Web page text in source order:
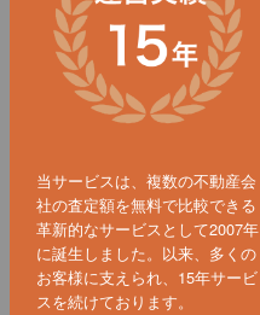
当サービスは、複数の不動産会
社の査定額を無料で比較できる
革新的なサービスとして2007年
に誕生しました。以来、多くの
お客様に支えられ、15年サービ
スを続けております。